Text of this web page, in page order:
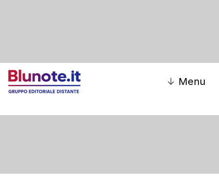
↓ Menu